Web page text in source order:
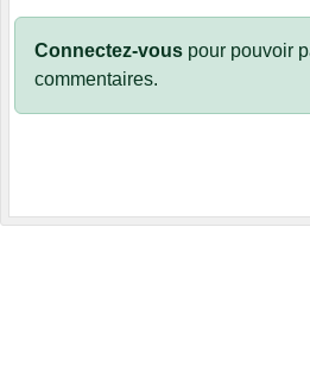
Connectez-vous pour pouvoir
commentaires.